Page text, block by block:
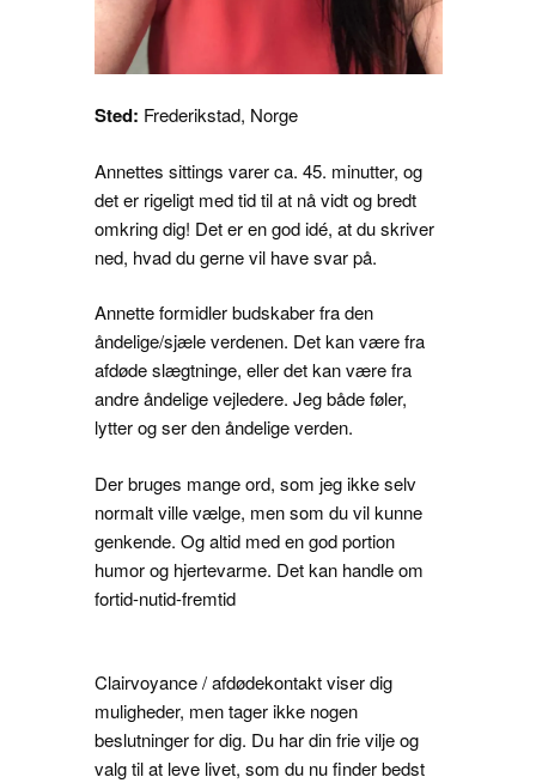
Sted: Frederikstad, Norge
Annettes sittings varer ca. 45. minutter, og
det er rigeligt med tid til at nå vidt og bredt
omkring dig! Det er en god idé, at du skriver
ned, hvad du gerne vil have svar på.
Annette formidler budskaber fra den
åndelige/sjæle verdenen. Det kan være fra
afdøde slægtninge, eller det kan være fra
andre åndelige vejledere. Jeg både føler,
lytter og ser den åndelige verden.
Der bruges mange ord, som jeg ikke selv
normalt ville vælge, men som du vil kunne
genkende. Og altid med en god portion
humor og hjertevarme. Det kan handle om
fortid-nutid-fremtid
Clairvoyance / afdødekontakt viser dig
muligheder, men tager ikke nogen
beslutninger for dig. Du har din frie vilje og
valg til at leve livet, som du nu finder bedst